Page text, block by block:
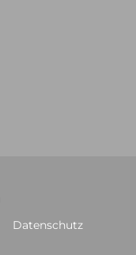
Datenschutz